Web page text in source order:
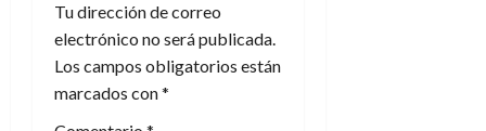
Tu dirección de correo
electrónico no será publicada.
Los campos obligatorios están
marcados con*